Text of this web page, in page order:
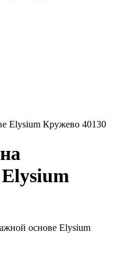
Elysium Кружево 40130